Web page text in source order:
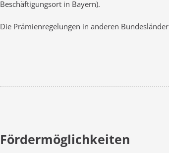
Beschäftigungsort in Bayern).
Die Prämienregelungen in anderen
Fördermöglichkeiten